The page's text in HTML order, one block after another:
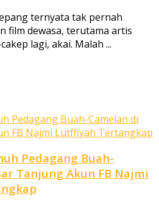
ternyata tak pernah
film dewasa, terutama artis
lagi, akai. Malah ...
Pedagang Buah-
Tanjung Akun FB Najmi